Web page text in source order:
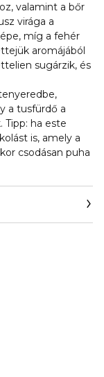
valamint a bőr
virága a
míg a fehér
aromájából
sugárzik, és
a tusfürdő a
Tipp: ha este
is, amely a
csodásan puha